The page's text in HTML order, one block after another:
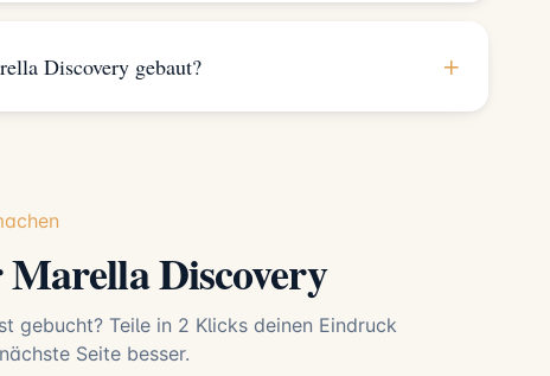
Discovery gebaut? +
Discovery
gebucht? Teile in 2 Klicks deinen Eindruck
Seite besser.